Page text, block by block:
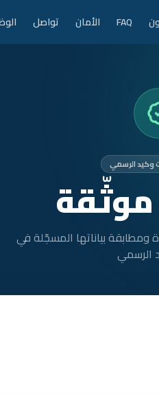
FAQ الأمان تواصل
وكيد الرسمي
بياناتها المسجّلة في
الرسمي